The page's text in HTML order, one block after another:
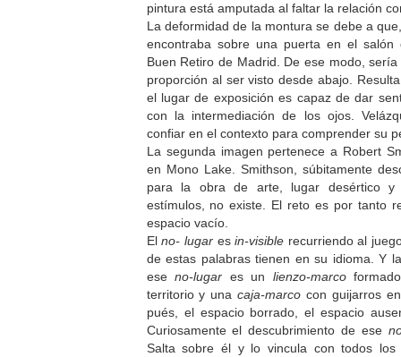
pintura está amputada al faltar la relación
La deformidad de la montura se debe a
encontraba sobre una puerta en el salón
Buen Retiro de Madrid. De ese modo,
proporción al ser visto desde abajo.
el lugar de exposición es capaz de dar
con la intermediación de los ojos.
confiar en el contexto para comprender su
La segunda imagen pertenece a Robert
en Mono Lake. Smithson, súbitamente
para la obra de arte, lugar desértico
estímulos, no existe. El reto es por tanto
espacio vacío.
Elno- lugaresin-visible recurriendo al
de estas palabras tienen en su idioma. Y
eseno-lugar es un lienzo-marco
territorio y unacaja-marco con guijarros
pués, el espacio borrado, el espacio
Curiosamente el descubrimiento de ese
Salta sobre él y lo vincula con todos